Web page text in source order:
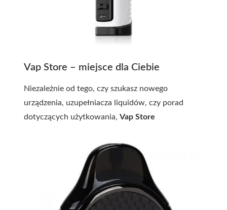
Vap Store – miejsce dla Ciebie
Niezależnie od tego, czy szukasz nowego
urządzenia, uzupełniacza liquidów, czy porad
dotyczących użytkowania, Vap Store